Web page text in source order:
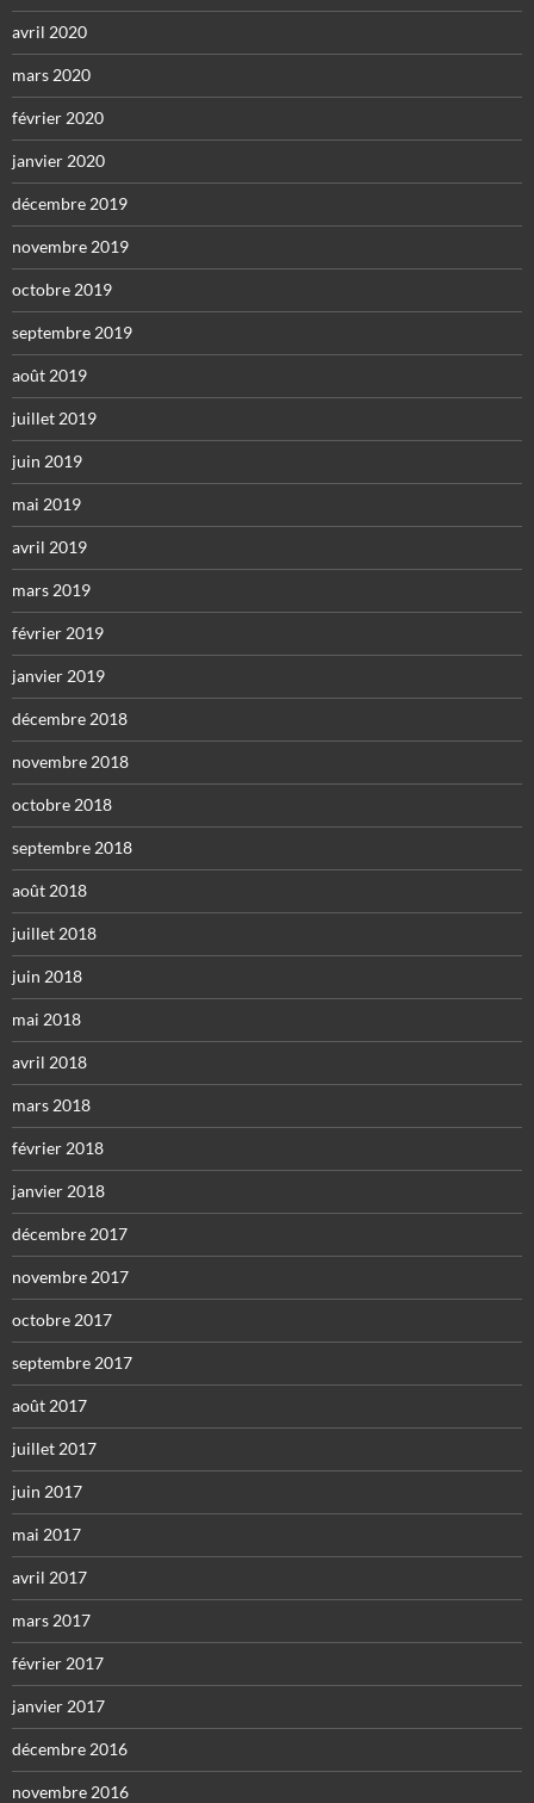
avril 2020
mars 2020
février 2020
janvier 2020
décembre 2019
novembre 2019
octobre 2019
septembre 2019
août 2019
juillet 2019
juin 2019
mai 2019
avril 2019
mars 2019
février 2019
janvier 2019
décembre 2018
novembre 2018
octobre 2018
septembre 2018
août 2018
juillet 2018
juin 2018
mai 2018
avril 2018
mars 2018
février 2018
janvier 2018
décembre 2017
novembre 2017
octobre 2017
septembre 2017
août 2017
juillet 2017
juin 2017
mai 2017
avril 2017
mars 2017
février 2017
janvier 2017
décembre 2016
novembre 2016